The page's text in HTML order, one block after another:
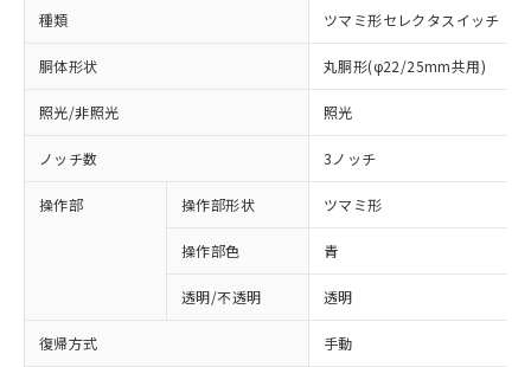
種類 ツマミ形セレクタスイッチ
胴体形状 丸胴形(φ22/25mm共用)
照光/非照光 照光
ノッチ数 3ノッチ
操作部 操作部形状 ツマミ形
操作部色 青
透明/不透明 透明
復帰方式 手動